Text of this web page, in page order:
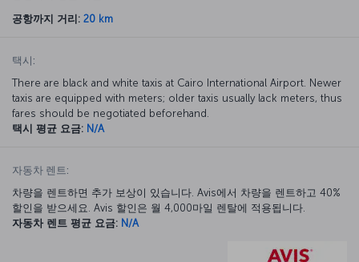
공항까지 거리: 20 km
택시:
There are black and white taxis at Cairo International Airport. Newer
taxis are equipped with meters; older taxis usually lack meters, thus
fares should be negotiated beforehand.
택시 평균 요금: N/A
자동차 렌트:
차량을 렌트하면 추가 보상이 있습니다. Avis에서 차량을 렌트하고 40%
할인을 받으세요. Avis 할인은 월 4,000마일 렌탈에 적용됩니다.
자동차 렌트 평균 요금: N/A